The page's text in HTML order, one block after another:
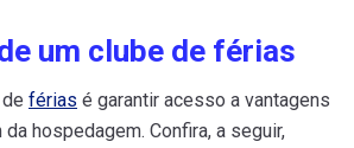
um clube de férias
férias é garantir acesso a vantagens
hospedagem. Confira, a seguir,